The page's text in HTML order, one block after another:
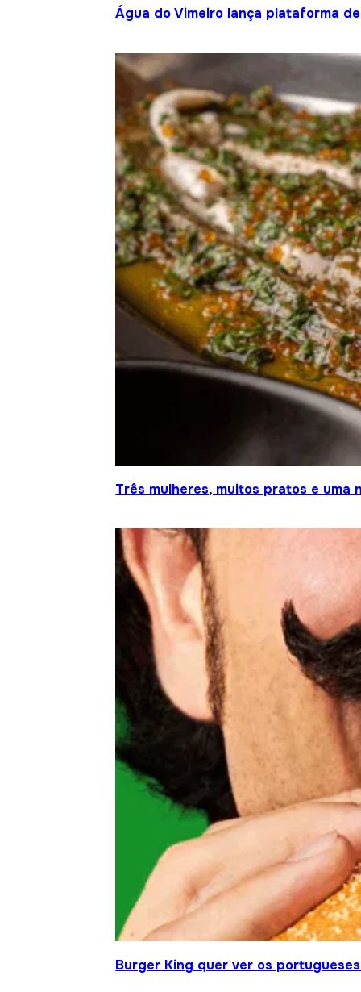
Água do Vimeiro lança plataforma
Três mulheres, muitos pratos e uma
Burger King quer ver os